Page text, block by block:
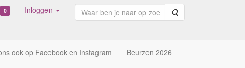
0 Inloggen Zoeken
ook op Facebook en Instagram Beurzen 2026